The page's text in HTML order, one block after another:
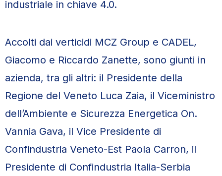
industriale in chiave 4.0.
Accolti dai verticidi MCZ Group e CADEL,
Giacomo e Riccardo Zanette, sono giunti in
azienda, tra gli altri: il Presidente della
Regione del Veneto Luca Zaia, il Viceministro
dell’Ambiente e Sicurezza Energetica On.
Vannia Gava, il Vice Presidente di
Confindustria Veneto-Est Paola Carron, il
Presidente di Confindustria Italia-Serbia